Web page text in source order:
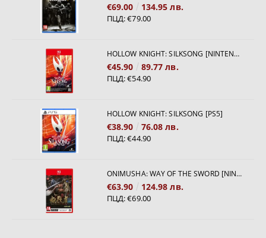
€69.00 134.95 лв.
ПЦД:€79.00
HOLLOW KNIGHT: SILKSONG [NINTENDO SWITCH 2]
€45.90 89.77 лв.
ПЦД:€54.90
HOLLOW KNIGHT: SILKSONG [PS5]
€38.90 76.08 лв.
ПЦД:€44.90
ONIMUSHA: WAY OF THE SWORD [NINTENDO SWITCH 2]
€63.90 124.98 лв.
ПЦД:€69.00